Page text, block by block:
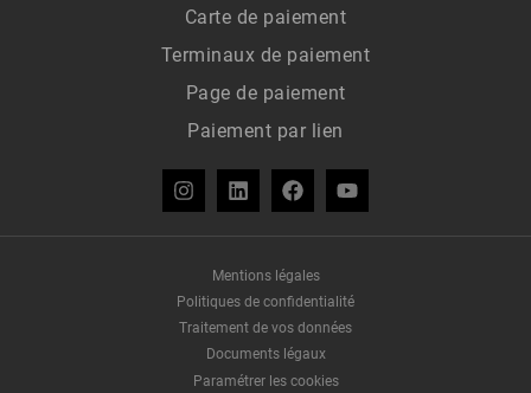
Carte de paiement
Terminaux de paiement
Page de paiement
Paiement par lien
Mentions légales
Politiques de confidentialité
Traitement de vos données
Documents légaux
Paramétrer les cookies